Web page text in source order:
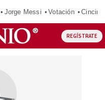
Jorge Messi Votación
REGÍSTRATE